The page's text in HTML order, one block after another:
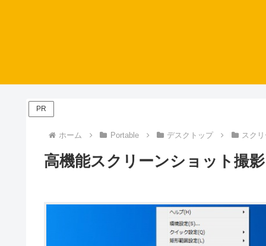
PR
ホーム Portable デスクトップ スク
高機能スクリーンショット撮